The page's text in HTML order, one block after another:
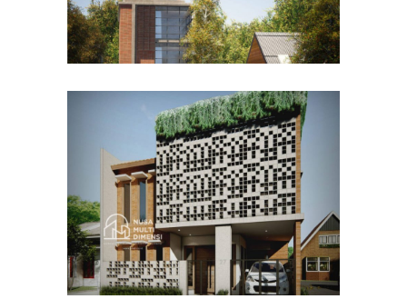
Desain Rumah Bapak Azwar
di Cibinong Bogor
DESAIN RUMAH TERBAIK